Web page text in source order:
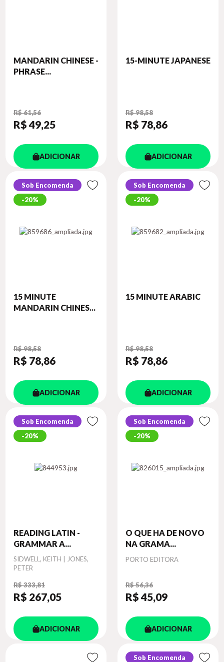
MANDARIN CHINESE -
PHRASE...
R$ 61,56
R$ 49,25
ADICIONAR
15-MINUTE JAPANESE
R$ 98,58
R$ 78,86
ADICIONAR
Sob Encomenda
20%
15 MINUTE
MANDARIN CHINES...
R$ 98,58
R$ 78,86
ADICIONAR
Sob Encomenda
20%
15 MINUTE ARABIC
R$ 98,58
R$ 78,86
ADICIONAR
Sob Encomenda
20%
READING LATIN -
GRAMMAR A...
Autor
SIDWELL, KEITH | JONES,
PETER
R$ 333,81
R$ 267,05
ADICIONAR
Sob Encomenda
20%
O QUE HA DE NOVO
NA GRAMA...
Autor
PORTO EDITORA
R$ 56,36
R$ 45,09
ADICIONAR
Sob Encomenda